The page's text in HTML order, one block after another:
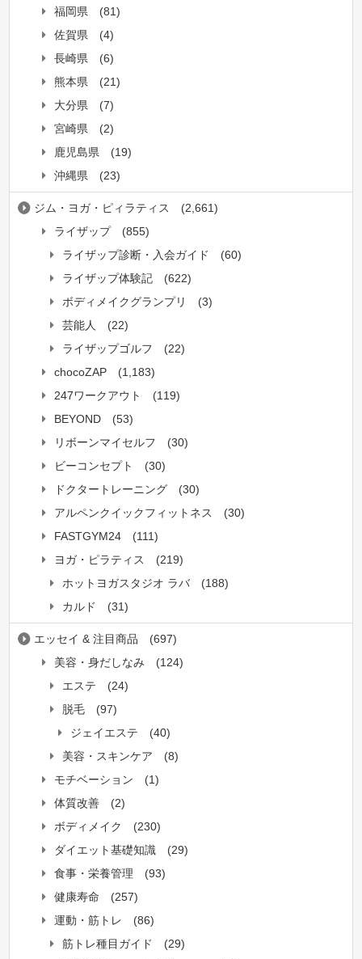
福岡県
(81)
佐賀県
(4)
長崎県
(6)
熊本県
(21)
大分県
(7)
宮崎県
(2)
鹿児島県
(19)
沖縄県
(23)
ジム・ヨガ・ピィラティス
(2,661)
ライザップ
(855)
ライザップ診断・入会ガイド
(60)
ライザップ体験記
(622)
ボディメイクグランプリ
(3)
芸能人
(22)
ライザップゴルフ
(22)
chocoZAP
(1,183)
247ワークアウト
(119)
BEYOND
(53)
リボーンマイセルフ
(30)
ビーコンセプト
(30)
ドクタートレーニング
(30)
アルペンクイックフィットネス
(30)
FASTGYM24
(111)
ヨガ・ピラティス
(219)
ホットヨガスタジオ ラバ
(188)
カルド
(31)
エッセイ & 注目商品
(697)
美容・身だしなみ
(124)
エステ
(24)
脱毛
(97)
ジェイエステ
(40)
美容・スキンケア
(8)
モチベーション
(1)
体質改善
(2)
ボディメイク
(230)
ダイエット基礎知識
(29)
食事・栄養管理
(93)
健康寿命
(257)
運動・筋トレ
(86)
筋トレ種目ガイド
(29)